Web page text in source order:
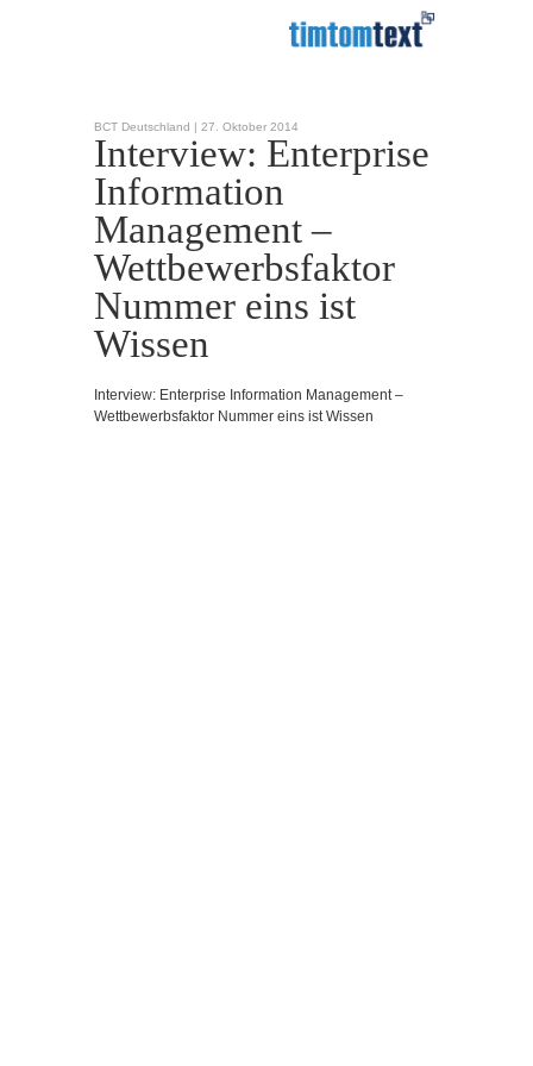
BCT Deutschland | 27. Oktober 2014
Interview: Enterprise
Information
Management –
Wettbewerbsfaktor
Nummer eins ist
Wissen
Interview: Enterprise Information Management –
Wettbewerbsfaktor Nummer eins ist Wissen